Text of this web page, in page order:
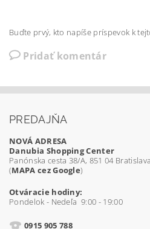
Buďte prvý, kto napíše príspevok k
Pridať komentár
PREDAJŇA
NOVÁ ADRESA
Danubia Shopping Center
Panónska cesta 38/A, 851 04
(MAPA cez Google)
Otváracie hodiny:
Pondelok - Nedeľa 9:00 - 19:00
0915 905 788